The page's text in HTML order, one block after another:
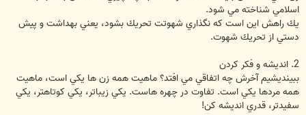
اسلامي شناخته مي شود.
يك راهش اين است كه نگذاري شهوتت تحريك بشود، يعني بهداشت و پيش
دستي از تحريك شهوت.
2. انديشه و فكر كردن
ببينديشيم آخرش چه اتفاقي مي افتد؟ ماهيت همه زن ها يكي است، ماهيت
همه مردها يكي است. تفاوت در چهره هاست. يكي زيباتر، يكي كوتاهتر، يكي
سفيدتر، قدري انديشه كن!